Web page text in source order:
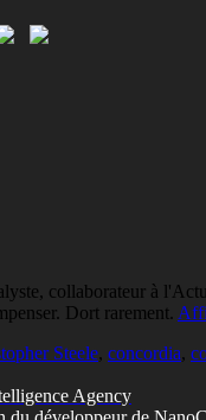
collaborateur à
Dort rarement.
Steele, concordia,
Agency